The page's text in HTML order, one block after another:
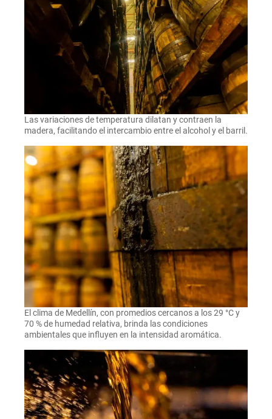
Las variaciones de temperatura dilatan y contraen la
madera, facilitando el intercambio entre el alcohol y el barril.
El clima de Medellín, con promedios cercanos a los 29 °C y
70 % de humedad relativa, brinda las condiciones
ambientales que influyen en la intensidad aromática.